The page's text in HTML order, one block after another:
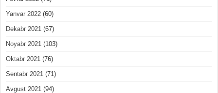
Yanvar 2022 (60)
Dekabr 2021 (67)
Noyabr 2021 (103)
Oktabr 2021 (76)
Sentabr 2021 (71)
Avgust 2021 (94)